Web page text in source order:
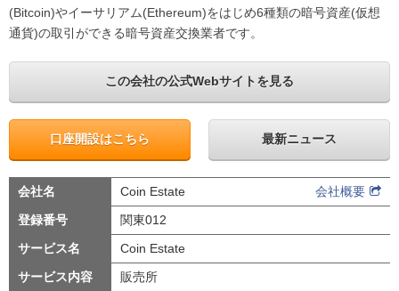
(Bitcoin)やイーサリアム(Ethereum)をはじめ6種類の暗号資産(仮想
通貨)の取引ができる暗号資産交換業者です。
この会社の公式Webサイトを見る
口座開設はこちら 最新ニュース
会社名 Coin Estate
会社概要
登録番号
関東012
サービス名
Coin Estate
サービス内容
販売所